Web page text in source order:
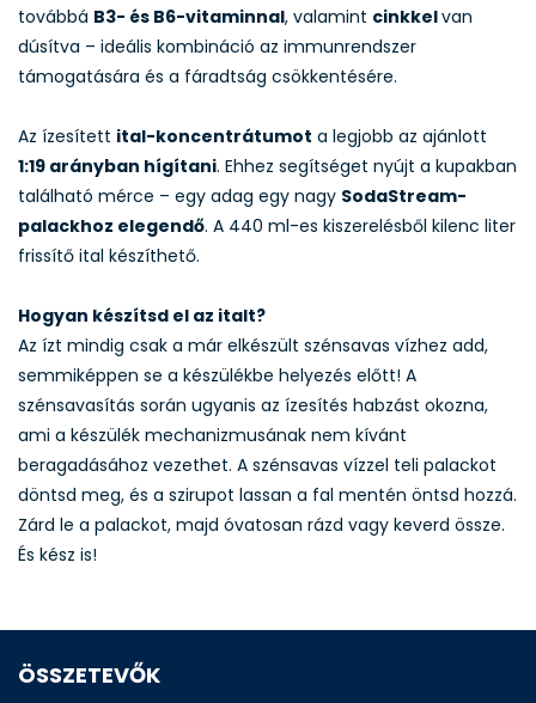
továbbá B3- és B6-vitaminnal, valamint cinkkelvan
dúsítva – ideális kombináció az immunrendszer
támogatására és a fáradtság csökkentésére.
Az ízesített ital-koncentrátumot a legjobb az ajánlott
1:19 arányban hígítani. Ehhez segítséget nyújt a kupakban
található mérce – egy adag egy nagy SodaStream-
palackhoz elegendő. A 440 ml-es kiszerelésből kilenc liter
frissítő ital készíthető.
Hogyan készítsd el az italt?
Az ízt mindig csak a már elkészült szénsavas vízhez add,
semmiképpen se a készülékbe helyezés előtt! A
szénsavasítás során ugyanis az ízesítés habzást okozna,
ami a készülék mechanizmusának nem kívánt
beragadásához vezethet. A szénsavas vízzel teli palackot
döntsd meg, és a szirupot lassan a fal mentén öntsd hozzá.
Zárd le a palackot, majd óvatosan rázd vagy keverd össze.
És kész is!
ÖSSZETEVŐK